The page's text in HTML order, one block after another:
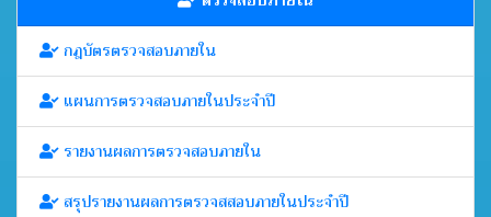
กฎบัตรตรวจสอบภายใน
แผนการตรวจสอบภายในประจำปี
รายงานผลการตรวจสอบภายใน
สรุปรายงานผลการตรวจสสอบภายในประจำปี